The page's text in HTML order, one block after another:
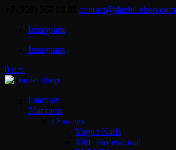
contact@daniel-shop.com
Instagram
Instagram
0 шт.
Главная
Магазин
Гель-лак
Vogue Nails
TNL Professional